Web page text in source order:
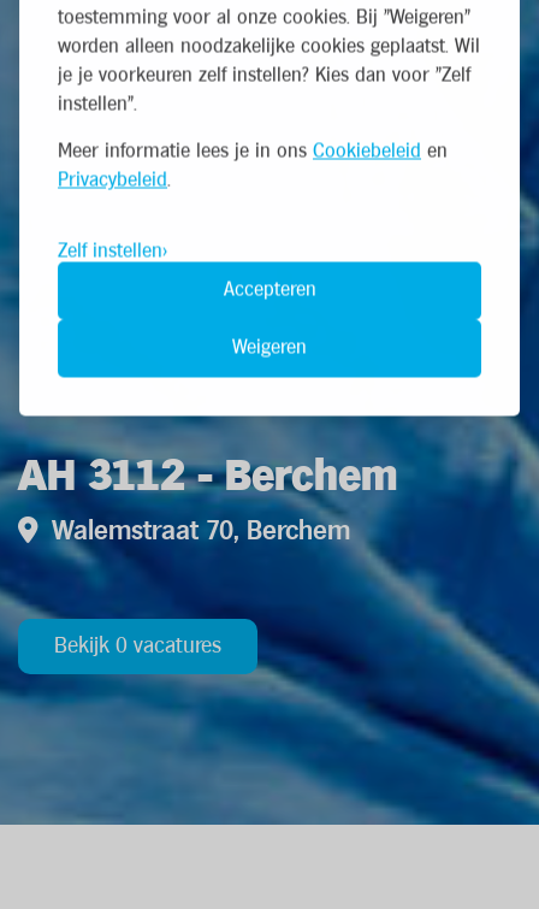
toestemming voor al onze cookies. Bij "Weigeren"
worden alleen noodzakelijke cookies geplaatst. Wil
je je voorkeuren zelf instellen? Kies dan voor "Zelf
instellen".
Meer informatie lees je in ons Cookiebeleid en
Privacybeleid.
Zelf instellen
Weigeren
Accepteren
AH 3112 - Berchem
Walemstraat 70, Berchem
Bekijk 0 vacatures